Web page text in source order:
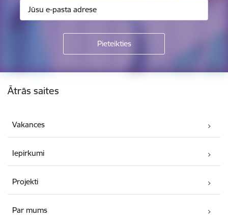
Kājene
Ātrās saites
Vakances
Iepirkumi
Projekti
Par mums